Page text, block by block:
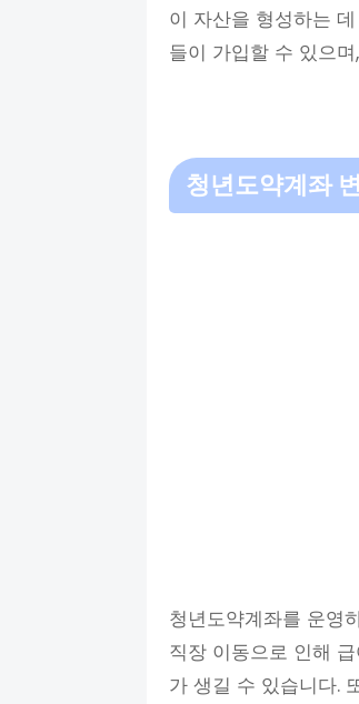
이 자산을 형성하는
들이 가입할 수 있으
청년도약계좌
청년도약계좌를 운영
직장 이동으로 인해
가 생길 수 있습니다.